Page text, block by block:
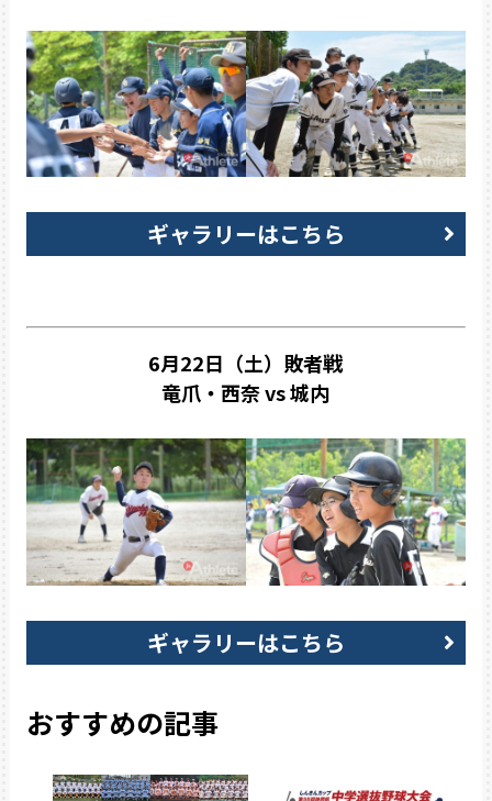
ギャラリーはこちら
6月22日（土）敗者戦
竜爪・西奈 vs 城内
ギャラリーはこちら
おすすめの記事